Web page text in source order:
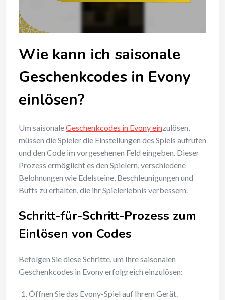
Wie kann ich saisonale
Geschenkcodes in Evony
einlösen?
Um saisonaleGeschenkcodes in Evony einzulösen,
müssen die Spieler die Einstellungen des Spiels aufrufen
und den Code im vorgesehenen Feld eingeben. Dieser
Prozess ermöglicht es den Spielern, verschiedene
Belohnungen wie Edelsteine, Beschleunigungen und
Buffs zu erhalten, die ihr Spielerlebnis verbessern.
Schritt-für-Schritt-Prozess zum
Einlösen von Codes
Befolgen Sie diese Schritte, um Ihre saisonalen
Geschenkcodes in Evony erfolgreich einzulösen:
Öffnen Sie das Evony-Spiel auf Ihrem Gerät.